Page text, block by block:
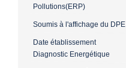
Pollutions(ERP)
Soumis à l'affichage du DPE
Date établissement
Diagnostic Energétique